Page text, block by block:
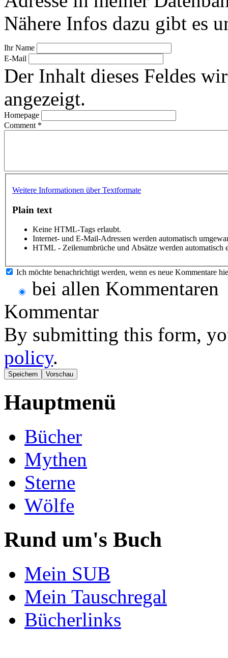
Nähere Infos dazu gibt es
Ihr Name
E-Mail
Der Inhalt dieses Feldes
angezeigt.
Homepage
Comment *
Weitere Informationen über Textformate
Plain text
Keine HTML-Tags erlaubt.
Internet- und E-Mail-Adressen werden automatisch
HTML - Zeilenumbrüche und Absätze werden automatisch
Ich möchte benachrichtigt werden, wenn es neue Kommentare
bei allen Kommentaren
Kommentar
By submitting this form,
policy.
Hauptmenü
Bücher
Mythen
Sterne
Wölfe
Rund um's Buch
Mein SUB
Mein Tauschregal
Bücherlinks